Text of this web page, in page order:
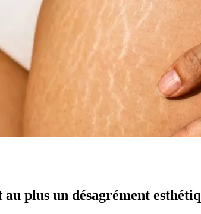
plus un désagrément